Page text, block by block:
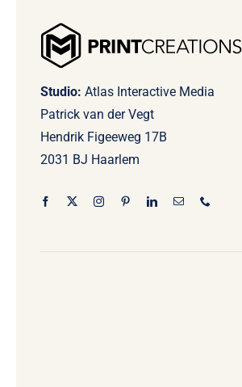
Studio: Atlas Interactive Media
Patrick van der Vegt
Hendrik Figeeweg 17B
2031 BJ Haarlem